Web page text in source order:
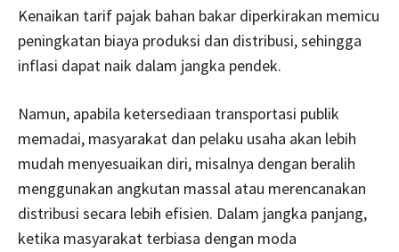
Kenaikan tarif pajak bahan bakar diperkirakan memicu
peningkatan biaya produksi dan distribusi, sehingga
inflasi dapat naik dalam jangka pendek.
Namun, apabila ketersediaan transportasi publik
memadai, masyarakat dan pelaku usaha akan lebih
mudah menyesuaikan diri, misalnya dengan beralih
menggunakan angkutan massal atau merencanakan
distribusi secara lebih efisien. Dalam jangka panjang,
ketika masyarakat terbiasa dengan moda